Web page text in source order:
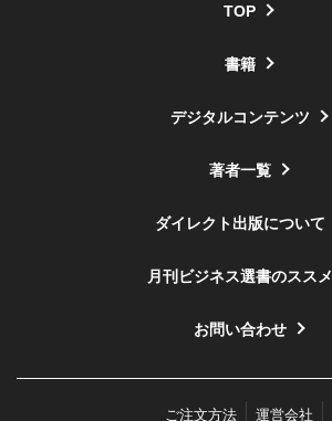
TOP
書籍
デジタルコンテンツ
著者一覧
ダイレクト出版について
月刊ビジネス選書のススメ
お問い合わせ
ご注文方法 運営会社